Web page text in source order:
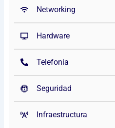
Networking
Hardware
Telefonia
Seguridad
Infraestructura